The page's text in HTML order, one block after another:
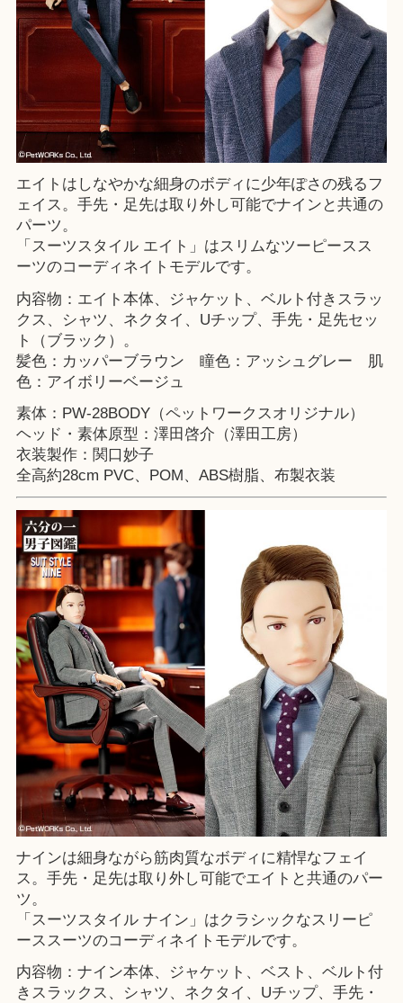
エイトはしなやかな細身のボディに少年ぽさの残るフ
ェイス。手先・足先は取り外し可能でナインと共通の
パーツ。
「スーツスタイル エイト」はスリムなツーピースス
ーツのコーディネイトモデルです。
内容物：エイト本体、ジャケット、ベルト付きスラッ
クス、シャツ、ネクタイ、Uチップ、手先・足先セッ
ト（ブラック）。
髪色：カッパーブラウン 瞳色：アッシュグレー 肌
色：アイボリーベージュ
素体：PW-28BODY（ペットワークスオリジナル）
ヘッド・素体原型：澤田啓介（澤田工房）
衣装製作：関口妙子
全高約28cm PVC、POM、ABS樹脂、布製衣装
ナインは細身ながら筋肉質なボディに精悍なフェイ
ス。手先・足先は取り外し可能でエイトと共通のパー
ツ。
「スーツスタイル ナイン」はクラシックなスリーピ
ーススーツのコーディネイトモデルです。
内容物：ナイン本体、ジャケット、ベスト、ベルト付
きスラックス、シャツ、ネクタイ、Uチップ、手先・